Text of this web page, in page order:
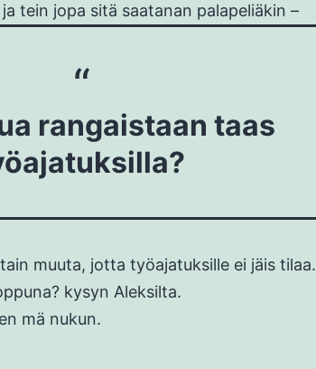
tein jopa sitä saatanan palapeliäkin –
rangaistaan taas
muuta, jotta työajatuksille ei jäis tilaa.
kysyn Aleksilta.
mä nukun.